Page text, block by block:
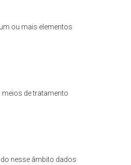
ou mais elementos
de tratamento
nesse âmbito dados